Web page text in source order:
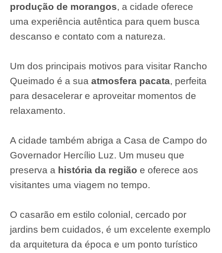
produção de morangos, a cidade oferece
uma experiência autêntica para quem busca
descanso e contato com a natureza.
Um dos principais motivos para visitar Rancho
Queimado é a sua atmosfera pacata, perfeita
para desacelerar e aproveitar momentos de
relaxamento.
A cidade também abriga a Casa de Campo do
Governador Hercílio Luz. Um museu que
preserva a história da região e oferece aos
visitantes uma viagem no tempo.
O casarão em estilo colonial, cercado por
jardins bem cuidados, é um excelente exemplo
da arquitetura da época e um ponto turístico